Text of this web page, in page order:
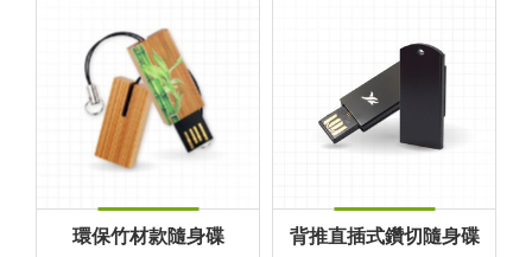
環保竹材款隨身碟 背推直插式鑽切隨身碟